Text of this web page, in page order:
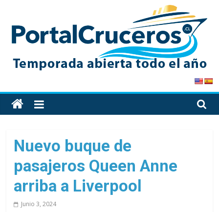
content
PortalCruceros
Toda
la
de
cruceros
en
un
solo
Nuevo buque de
pasajeros Queen Anne
arriba a Liverpool
Junio 3, 2024